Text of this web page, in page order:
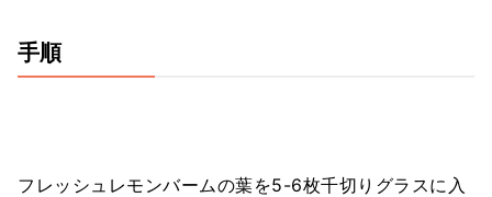
手順
フレッシュレモンバームの葉を5-6枚千切りグラスに入